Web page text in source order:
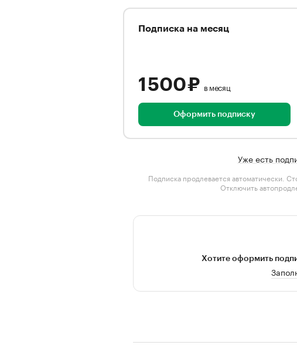
Подписка на месяц
1 500 ₽ в месяц
Оформить подписку
Уже есть
Подписка продлевается автоматически.
Отключить
Хотите оформить